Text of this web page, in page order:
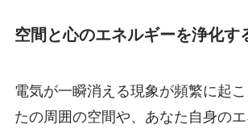
空間と心のエネルギーを浄化す
電気が一瞬消える現象が頻繁に起
たの周囲の空間や、あなた自身の